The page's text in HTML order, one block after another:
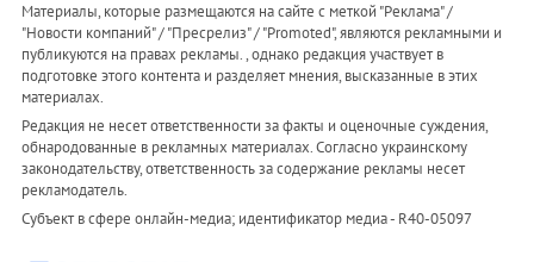
Материалы, которые размещаются на сайте с меткой "Реклама" /
"Новости компаний" / "Пресрелиз" / "Promoted", являются рекламными и
публикуются на правах рекламы. , однако редакция участвует в
подготовке этого контента и разделяет мнения, высказанные в этих
материалах.
Редакция не несет ответственности за факты и оценочные суждения,
обнародованные в рекламных материалах. Согласно украинскому
законодательству, ответственность за содержание рекламы несет
рекламодатель.
Субъект в сфере онлайн-медиа; идентификатор медиа - R40-05097